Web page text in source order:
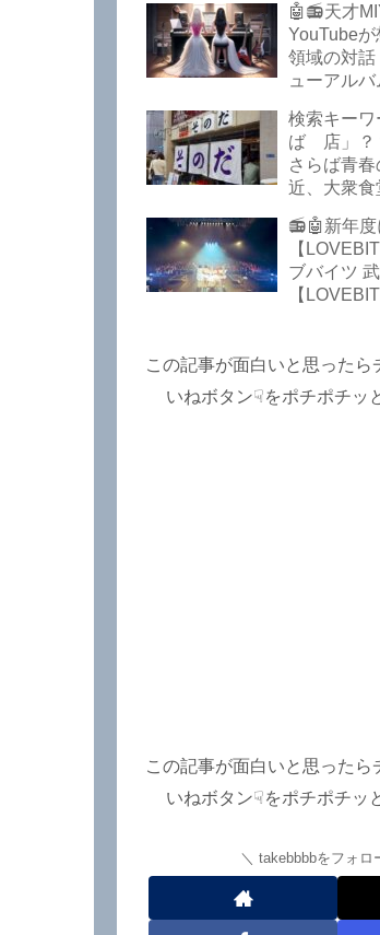
Symphony
My Orion
Lost In The
【
Of Control
The Eve
のだぞ！～
ジオ【追記
🤖📻天才
YouTube
領域の対
ューアル
玉てやん
曲、ブルー
ン情報な
ックラジオ
検索キーワ
ば 店」？
さらば青
近、大衆食
よ…【さら
グルメ】
📻🤖新年
【
ブバイツ 武
【
2025 セト
海外の反応
ドキーワー
この記事が面白いと思った
いねボタン☟をポチポチッ
この記事が面白いと思ったら
いねボタン☟をポチポチッ
takebbbbをフォロ